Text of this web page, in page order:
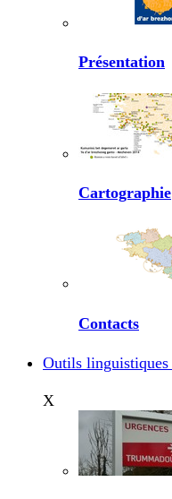
Présentation
Cartographie
Contacts
Outils linguistiques
X